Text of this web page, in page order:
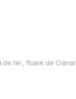
tei , floare de